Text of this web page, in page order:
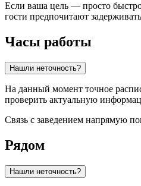
Если ваша цель — просто
гости предпочитают
Часы работы
Нашли неточность?
На данный момент точное
проверить актуальную
Связь с заведением напрямую
Рядом
Нашли неточность?